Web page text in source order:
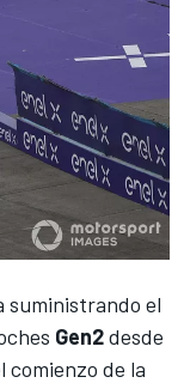
suministrando el
Gen2desde
comienzo de la